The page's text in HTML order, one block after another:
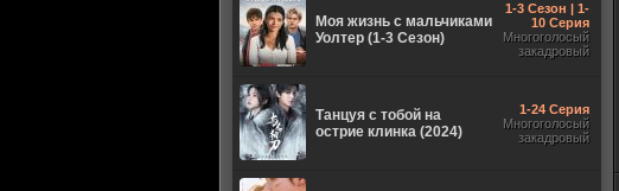
Моя жизнь с мальчиками
Уолтер (1-3 Сезон)
1-3 Сезон | 1-
10 Серия
Многоголосый
закадровый
Танцуя с тобой на
острие клинка (2024)
1-24 Серия
Многоголосый
закадровый